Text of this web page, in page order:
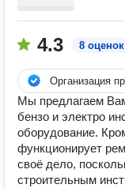
4.3 8 оценок
Организация
Мы предлагаем
бензо и электро
оборудование.
функционирует
своё дело,
строительным